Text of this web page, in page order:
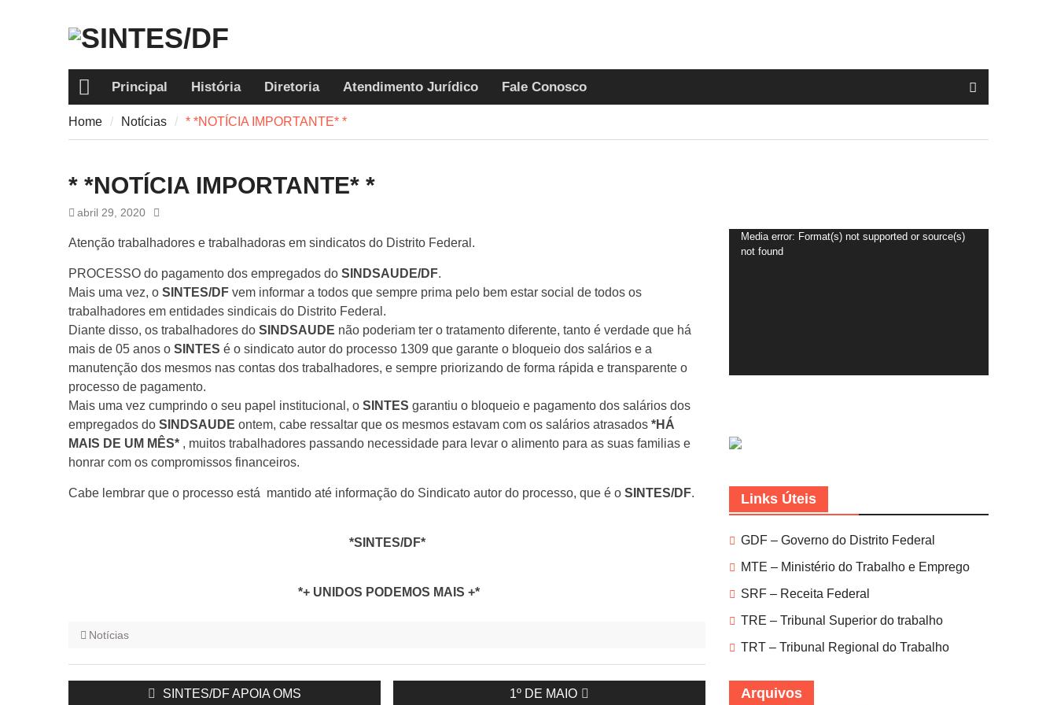
HomePrincipal História Diretoria Atendimento Jurídico Fale Conosco
Home Notícias * *NOTÍCIA IMPORTANTE* *
* *NOTÍCIA IMPORTANTE* *
abril 29, 2020
Atenção trabalhadores e trabalhadoras em sindicatos do Distrito Federal.
PROCESSO do pagamento dos empregados do SINDSAUDE/DF.
Mais uma vez, o SINTES/DF vem informar a todos que sempre prima pelo bem estar social de todos os
trabalhadores em entidades sindicais do Distrito Federal.
Diante disso, os trabalhadores do SINDSAUDE não poderiam ter o tratamento diferente, tanto é verdade que há
mais de 05 anos o SINTES é o sindicato autor do processo 1309 que garante o bloqueio dos salários e a
manutenção dos mesmos nas contas dos trabalhadores, e sempre priorizando de forma rápida e transparente o
processo de pagamento.
Mais uma vez cumprindo o seu papel institucional, o SINTES garantiu o bloqueio e pagamento dos salários dos
empregados do SINDSAUDE ontem, cabe ressaltar que os mesmos estavam com os salários atrasados *HÁ
MAIS DE UM MÊS* , muitos trabalhadores passando necessidade para levar o alimento para as suas familias e
honrar com os compromissos financeiros.
Cabe lembrar que o processo está mantido até informação do Sindicato autor do processo, que é o SINTES/DF.
*SINTES/DF*
*+ UNIDOS PODEMOS MAIS +*
Notícias
Navegação
Previous
SINTES/DF APOIA OMS
Next
1º DE MAIO
Tocador
de
Media error: Format(s) not supported or source(s)
not found
Links Úteis
GDF – Governo do Distrito Federal
MTE – Ministério do Trabalho e Emprego
SRF – Receita Federal
TRE – Tribunal Superior do trabalho
TRT – Tribunal Regional do Trabalho
Arquivos